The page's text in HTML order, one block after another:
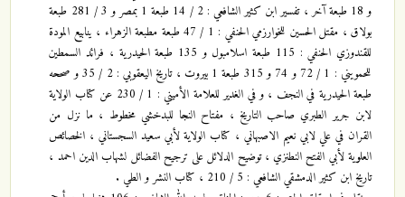
و 18 طبعة آخر ، تفسير ابن كثير الشافعي : 2 / 14 طبعة 1 بمصر و 3 / 281 طبعة
بولاق ، مقتل الحسين للخوارزمي الحنفي : 1 / 47 طبعة مطبعة الزهراء ، ينابيع المودة
للقندوزي الحنفي : 115 طبعة اسلامبول و 135 طبعة الحيدرية ، فرائد السمطين
للحمويني : 1 / 72 و 74 و 315 طبعة 1 بيروت ، تاريخ اليعقوبي : 2 / 35 و صححه
طبعة الحيدرية في النجف ، و في الغدير للعلامة الأميني : 1 / 230 عن كتاب الولاية
لابن جرير الطبري صاحب التاريخ ، مفتاح النجا للبدخشي مخطوط ، ما نزل من
القران في علي لابي نعيم الاصبهاني ، كتاب الولاية لأبي سعيد السجستاني ، الخصائص
العلوية لأبي الفتح النطنزي ، توضيح الدلائل على ترجيح الفضائل لشهاب الدين احمد ،
تاريخ ابن كثير الدمشقي الشافعي : 5 / 210 ، كتاب النشر و الطي .